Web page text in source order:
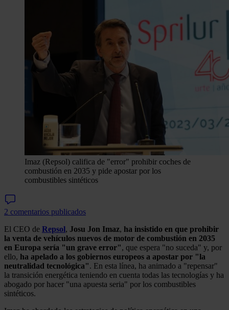
Imaz (Repsol) califica de "error" prohibir coches de
combustión en 2035 y pide apostar por los
combustibles sintéticos
2 comentarios publicados
El CEO de Repsol, Josu Jon Imaz, ha insistido en que prohibir
la venta de vehículos nuevos de motor de combustión en 2035
en Europa sería "un grave error", que espera "no suceda" y, por
ello, ha apelado a los gobiernos europeos a apostar por "la
neutralidad tecnológica". En esta línea, ha animado a "repensar"
la transición energética teniendo en cuenta todas las tecnologías y ha
abogado por hacer "una apuesta seria" por los combustibles
sintéticos.